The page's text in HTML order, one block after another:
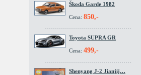
Škoda Garde 1982
Cena: 850,-
Toyota SUPRA GR
Cena: 499,-
Shenyang J-2 Jianjij…